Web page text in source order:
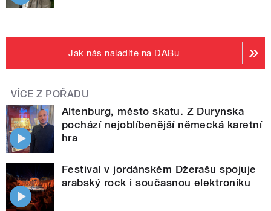
Jak nás naladíte na DABu
VÍCE Z POŘADU
Altenburg, město skatu. Z Durynska
pochází nejoblíbenější německá karetní
hra
Festival v jordánském Džerašu spojuje
arabský rock i současnou elektroniku